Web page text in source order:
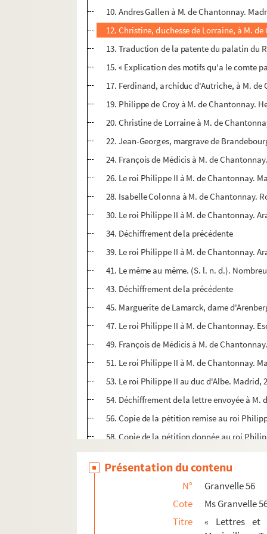
10. Andres Gallen à M. de Chantonnay.
12. Christine, duchesse de Lorraine, à M.
13. Traduction de la patente du palatin du
15. « Explication des motifs qu'a le comte
17. Ferdinand, archiduc d'Autriche, à M.
19. Philippe de Croy à M. de Chantonnay.
20. Christine de Lorraine à M. de
22. Jean-Georges, margrave de
24. François de Médicis à M. de
26. Le roi Philippe II à M. de Chantonnay.
28. Isabelle Colonna à M. de Chantonnay.
30. Le roi Philippe II à M. de Chantonnay.
34. Déchiffrement de la précédente
39. Le roi Philippe II à M. de Chantonnay.
41. Le même au même. (S. l. n. d.).
43. Déchiffrement de la précédente
45. Marguerite de Lamarck, dame
47. Le roi Philippe II à M. de Chantonnay.
49. François de Médicis à M. de
51. Le roi Philippe II à M. de Chantonnay.
53. Le roi Philippe II au duc d'Albe. Madrid,
54. Déchiffrement de la lettre envoyée à M.
56. Copie de la pétition remise au roi
58. Copie de la pétition donnée au roi
60. Déchiffrement de la précédente
62. Déchiffrement d'une lettre du roi à M.
67. La reine-mère Catherine de Médicis à
68. M. de Noircarmes à M. de Chantonnay.
70. Emmanuel-Philibert à M. de
Présentation du contenu
N°
Granvelle 56
Cote
Ms Granvelle
Titre
« Lettres et